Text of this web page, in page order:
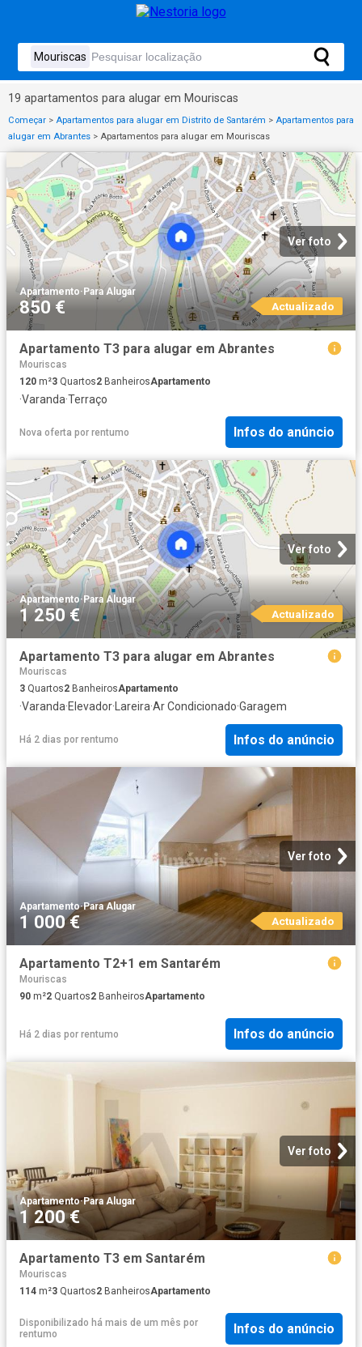
19 apartamentos para alugar em Mouriscas
Começar > Apartamentos para alugar em Distrito de Santarém > Apartamentos para
alugar em Abrantes > Apartamentos para alugar em Mouriscas
Ver foto
Apartamento· Para Alugar
850 € Actualizado
Apartamento T3 para alugar em Abrantes
Mouriscas
120 m²3 Quartos2 BanheirosApartamento
·Varanda·Terraço
Nova oferta por rentumo Infos do anúncio
Ver foto
Apartamento·Para Alugar
1 250 € Actualizado
Apartamento T3 para alugar em Abrantes
Mouriscas
3 Quartos2 BanheirosApartamento
·Varanda·Elevador·Lareira·Ar Condicionado·Garagem
Há 2 dias por rentumo Infos do anúncio
Ver foto
Apartamento·Para Alugar
1 000 € Actualizado
Apartamento T2+1 em Santarém
Mouriscas
90 m²2 Quartos2 BanheirosApartamento
Há 2 dias por rentumo Infos do anúncio
Ver foto
Apartamento·Para Alugar
1 200 €
Apartamento T3 em Santarém
Mouriscas
114 m²3 Quartos2 BanheirosApartamento
Disponibilizado há mais de um mês por
rentumo
Infos do anúncio